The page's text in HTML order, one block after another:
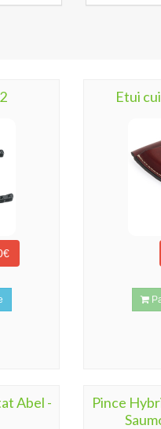
Etui
Abel -
Pince